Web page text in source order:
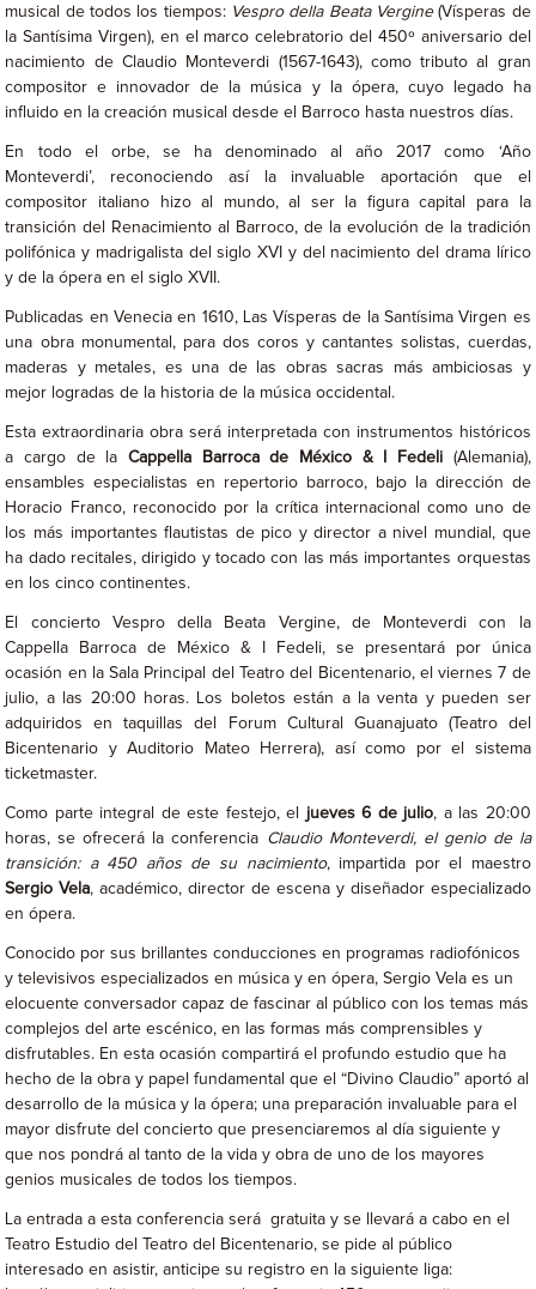
musical de todos los tiempos: Vespro della Beata Vergine(Vísperas de
la Santísima Virgen), en el marco celebratorio del 450º aniversario del
nacimiento de Claudio Monteverdi (1567-1643), como tributo al gran
compositor e innovador de la música y la ópera, cuyo legado ha
influido en la creación musical desde el Barroco hasta nuestros días.
En todo el orbe, se ha denominado al año 2017 como ‘Año
Monteverdi’, reconociendo así la invaluable aportación que el
compositor italiano hizo al mundo, al ser la figura capital para la
transición del Renacimiento al Barroco, de la evolución de la tradición
polifónica y madrigalista del siglo XVI y del nacimiento del drama lírico
y de la ópera en el siglo XVII.
Publicadas en Venecia en 1610, Las Vísperas de la Santísima Virgen es
una obra monumental, para dos coros y cantantes solistas, cuerdas,
maderas y metales, es una de las obras sacras más ambiciosas y
mejor logradas de la historia de la música occidental.
Esta extraordinaria obra será interpretada con instrumentos históricos
a cargo de laCappella Barroca de México & I Fedeli(Alemania),
ensambles especialistas en repertorio barroco, bajo la dirección de
Horacio Franco, reconocido por la crítica internacional como uno de
los más importantes flautistas de pico y director a nivel mundial, que
ha dado recitales, dirigido y tocado con las más importantes orquestas
en los cinco continentes.
El concierto Vespro della Beata Vergine, de Monteverdi con la
Cappella Barroca de México & I Fedeli, se presentará por única
ocasión en la Sala Principal del Teatro del Bicentenario, el viernes 7 de
julio, a las 20:00 horas. Los boletos están a la venta y pueden ser
adquiridos en taquillas del Forum Cultural Guanajuato (Teatro del
Bicentenario y Auditorio Mateo Herrera), así como por el sistema
ticketmaster.
Como parte integral de este festejo, el jueves 6 de julio, a las 20:00
horas, se ofrecerá la conferencia Claudio Monteverdi, el genio de la
transición: a 450 años de su nacimiento, impartida por el maestro
Sergio Vela, académico, director de escena y diseñador especializado
en ópera.
Conocido por sus brillantes conducciones en programas radiofónicos
y televisivos especializados en música y en ópera, Sergio Vela es un
elocuente conversador capaz de fascinar al público con los temas más
complejos del arte escénico, en las formas más comprensibles y
disfrutables. En esta ocasión compartirá el profundo estudio que ha
hecho de la obra y papel fundamental que el “Divino Claudio” aportó al
desarrollo de la música y la ópera; una preparación invaluable para el
mayor disfrute del concierto que presenciaremos al día siguiente y
que nos pondrá al tanto de la vida y obra de uno de los mayores
genios musicales de todos los tiempos.
La entrada a esta conferencia será gratuita y se llevará a cabo en el
Teatro Estudio del Teatro del Bicentenario, se pide al público
interesado en asistir, anticipe su registro en la siguiente liga: